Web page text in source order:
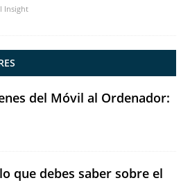
Insight
del Móvil al Ordenador:
que debes saber sobre el